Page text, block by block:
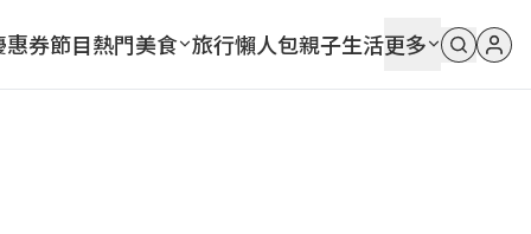
惠券節目熱門美食 旅行懶人包親子生活更多